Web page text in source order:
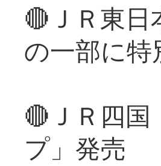
🔴ＪＲ東
の一部に特
🔴ＪＲ四
プ」発売